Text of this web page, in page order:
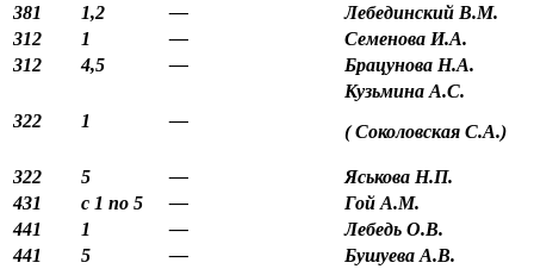
381
1,2 —
Лебединский В.М.
312
1 —
Семенова И.А.
312
4,5 — Брацунова Н.А.
322 1 —
Кузьмина А.С.
( Соколовская С.А.)
322 5 —
Яськова Н.П.
431
с 1 по 5 —
Гой А.М.
441
1 —
Лебедь О.В.
441
5 —
Бушуева А.В.